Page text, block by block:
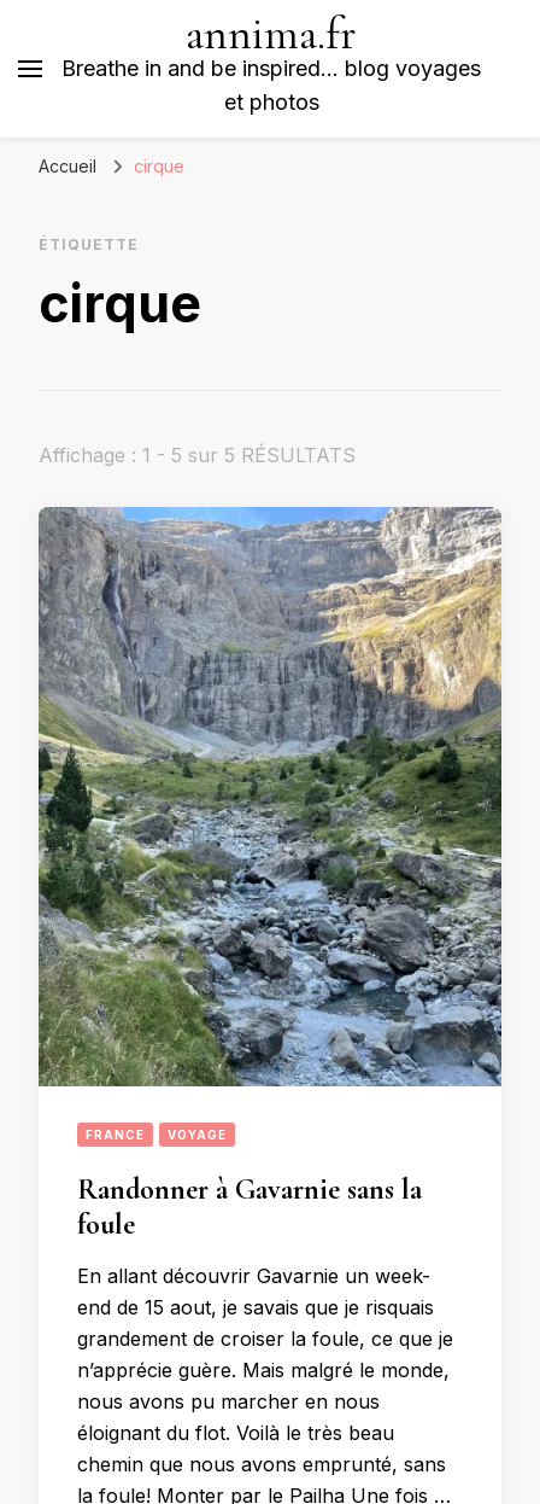
annima.fr
Breathe in and be inspired… blog voyages
et photos
Accueil cirque
ÉTIQUETTE
cirque
Affichage : 1 - 5 sur 5 RÉSULTATS
FRANCE VOYAGE
Randonner à Gavarnie sans la
foule
En allant découvrir Gavarnie un week-
end de 15 aout, je savais que je risquais
grandement de croiser la foule, ce que je
n’apprécie guère. Mais malgré le monde,
nous avons pu marcher en nous
éloignant du flot. Voilà le très beau
chemin que nous avons emprunté, sans
la foule! Monter par le Pailha Une fois …